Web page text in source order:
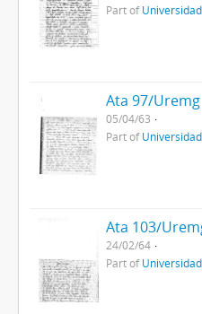
Part of
Ata 97/Uremg
05/04/63
Part of
Ata 103/
24/02/64
Part of